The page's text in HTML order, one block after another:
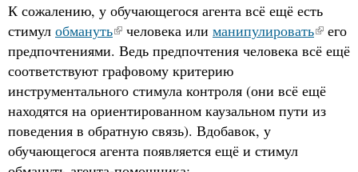
К сожалению, у обучающегося агента всё ещё есть
стимул обмануть человека или манипулировать
его
предпочтениями. Ведь предпочтения человека всё ещё
соответствуют графовому критерию
инструментального стимула контроля (они всё ещё
находятся на ориентированном каузальном пути из
поведения в обратную связь). Вдобавок, у
обучающегося агента появляется ещё и стимул